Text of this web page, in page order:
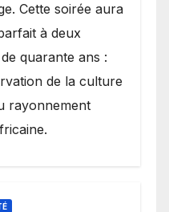
Cette soirée aura
à deux
quarante ans :
de la culture
rayonnement